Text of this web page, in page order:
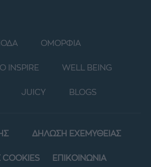
ΟΜΟΡΦΙΑ
INSPIRE WELL BEING
JUICY BLOGS
ΔΗΛΩΣΗ ΕΧΕΜΥΘΕΙΑΣ
COOKIES ΕΠΙΚΟΙΝΩΝΙΑ